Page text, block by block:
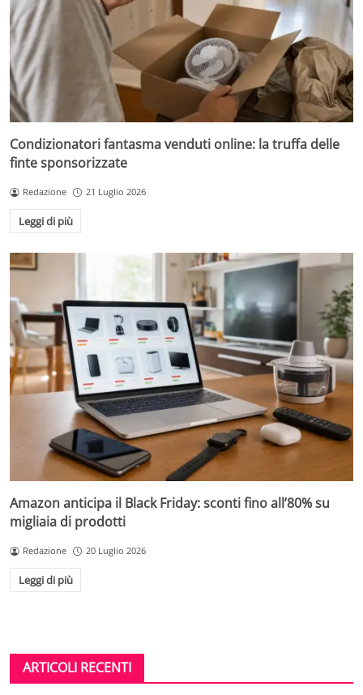
Condizionatori fantasma venduti online: la truffa delle
finte sponsorizzate
Redazione 21 Luglio 2026
Leggi di più
Amazon anticipa il Black Friday: sconti fino all’80% su
migliaia di prodotti
Redazione 20 Luglio 2026
Leggi di più
ARTICOLI RECENTI